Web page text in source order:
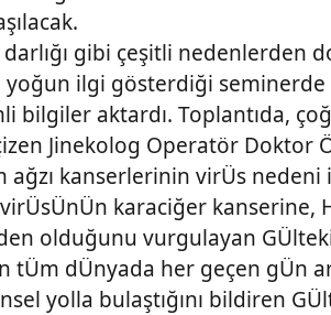
gibi çeşitli nedenlerden
yoğun ilgi gösterdiği seminerde
bilgiler aktardı. Toplantıda,
Jinekolog Operatör Doktor
ağzı kanserlerinin virÜs
karaciğer kanserine,
olduğunu vurgulayan
tÜm dÜnyada her geçen gÜn
yolla bulaştığını bildiren